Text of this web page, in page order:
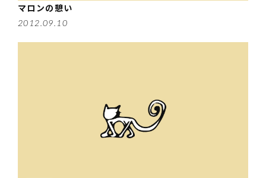
マロンの憩い
2012.09.10